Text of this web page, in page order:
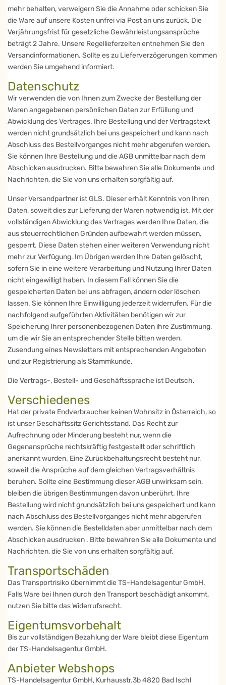
mehr behalten, verweigern Sie die Annahme oder schicken Sie
die Ware auf unsere Kosten unfrei via Post an uns zurück. Die
Verjährungsfrist für gesetzliche Gewährleistungsansprüche
beträgt 2 Jahre. Unsere Regellieferzeiten entnehmen Sie den
Versandinformationen. Sollte es zu Lieferverzögerungen kommen
werden Sie umgehend informiert.
Datenschutz
Wir verwenden die von Ihnen zum Zwecke der Bestellung der
Waren angegebenen persönlichen Daten zur Erfüllung und
Abwicklung des Vertrages. Ihre Bestellung und der Vertragstext
werden nicht grundsätzlich bei uns gespeichert und kann nach
Abschluss des Bestellvorganges nicht mehr abgerufen werden.
Sie können Ihre Bestellung und die AGB unmittelbar nach dem
Abschicken ausdrucken. Bitte bewahren Sie alle Dokumente und
Nachrichten, die Sie von uns erhalten sorgfältig auf.
Unser Versandpartner ist GLS. Dieser erhält Kenntnis von Ihren
Daten, soweit dies zur Lieferung der Waren notwendig ist. Mit der
vollständigen Abwicklung des Vertrages werden Ihre Daten, die
aus steuerrechtlichen Gründen aufbewahrt werden müssen,
gesperrt. Diese Daten stehen einer weiteren Verwendung nicht
mehr zur Verfügung. Im Übrigen werden Ihre Daten gelöscht,
sofern Sie in eine weitere Verarbeitung und Nutzung Ihrer Daten
nicht eingewilligt haben. In diesem Fall können Sie die
gespeicherten Daten bei uns abfragen, ändern oder löschen
lassen. Sie können Ihre Einwilligung jederzeit widerrufen. Für die
nachfolgend aufgeführten Aktivitäten benötigen wir zur
Speicherung Ihrer personenbezogenen Daten ihre Zustimmung,
um die wir Sie an entsprechender Stelle bitten werden.
Zusendung eines Newsletters mit entsprechenden Angeboten
und zur Registrierung als Stammkunde.
Die Vertrags-, Bestell- und Geschäftssprache ist Deutsch.
Verschiedenes
Hat der private Endverbraucher keinen Wohnsitz in Österreich, so
ist unser Geschäftssitz Gerichtsstand. Das Recht zur
Aufrechnung oder Minderung besteht nur, wenn die
Gegenansprüche rechtskräftig festgestellt oder schriftlich
anerkannt wurden. Eine Zurückbehaltungsrecht besteht nur,
soweit die Ansprüche auf dem gleichen Vertragsverhältnis
beruhen. Sollte eine Bestimmung dieser AGB unwirksam sein,
bleiben die übrigen Bestimmungen davon unberührt. Ihre
Bestellung wird nicht grundsätzlich bei uns gespeichert und kann
nach Abschluss des Bestellvorganges nicht mehr abgerufen
werden. Sie können die Bestelldaten aber unmittelbar nach dem
Abschicken ausdrucken . Bitte bewahren Sie alle Dokumente und
Nachrichten, die Sie von uns erhalten sorgfältig auf.
Transportschäden
Das Transportrisiko übernimmt die TS-Handelsagentur GmbH.
Falls Ware bei Ihnen durch den Transport beschädigt ankommt,
nutzen Sie bitte das Widerrufsrecht.
Eigentumsvorbehalt
Bis zur vollständigen Bezahlung der Ware bleibt diese Eigentum
der TS-Handelsagentur GmbH.
Anbieter Webshops
TS-Handelsagentur GmbH, Kurhausstr.3b 4820 Bad Ischl